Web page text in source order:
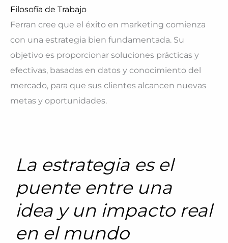
Filosofía de Trabajo
Ferran cree que el éxito en marketing comienza
con una estrategia bien fundamentada. Su
objetivo es proporcionar soluciones prácticas y
efectivas, basadas en datos y conocimiento del
mercado, para que sus clientes alcancen nuevas
metas y oportunidades.
La estrategia es el
puente entre una
idea y un impacto real
en el mundo